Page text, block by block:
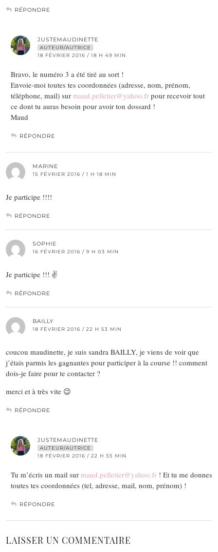
RÉPONDRE
JUSTEMAUDINETTE
AUTEUR/AUTRICE
18 FÉVRIER 2016 / 18 H 49 MIN
Bravo, le numéro 3 a été tiré au sort !
Envoie-moi toutes tes coordonnées (adresse, nom, prénom,
téléphone, mail) sur maud.pelletier@yahoo.fr pour recevoir tout
ce dont tu auras besoin pour avoir ton dossard !
Maud
RÉPONDRE
MARINE
15 FÉVRIER 2016 / 1 H 18 MIN
Je participe !!!!
RÉPONDRE
SOPHIE
16 FÉVRIER 2016 / 9 H 03 MIN
Je participe !!! ✌️
RÉPONDRE
BAILLY
18 FÉVRIER 2016 / 22 H 53 MIN
coucou maudinette, je suis sandra BAILLY, je viens de voir que
j’étais parmis les gagnantes pour participer à la course !! comment
dois-je faire pour te contacter ?
merci et à très vite 😉
RÉPONDRE
JUSTEMAUDINETTE
AUTEUR/AUTRICE
18 FÉVRIER 2016 / 22 H 55 MIN
Tu m’écris un mail sur maud.pelletier@yahoo.fr ! Et tu me donnes
toutes tes coordonnées (tel, adresse, mail, nom, prénom) !
RÉPONDRE
LAISSER UN COMMENTAIRE